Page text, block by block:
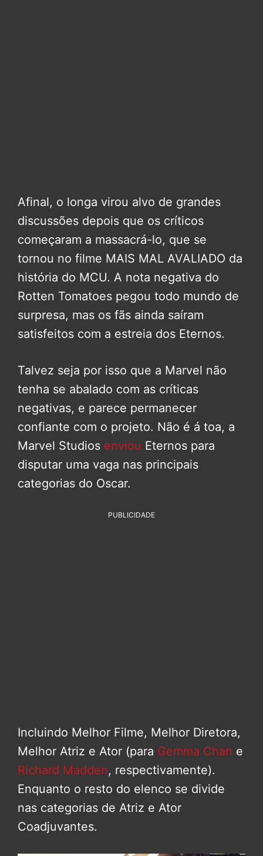
Afinal, o longa virou alvo de grandes
discussões depois que os críticos
começaram a massacrá-lo, que se
tornou no filme MAIS MAL AVALIADO da
história do MCU. A nota negativa do
Rotten Tomatoes pegou todo mundo de
surpresa, mas os fãs ainda saíram
satisfeitos com a estreia dos Eternos.
Talvez seja por isso que a Marvel não
tenha se abalado com as críticas
negativas, e parece permanecer
confiante com o projeto. Não é á toa, a
Marvel Studios enviou Eternos para
disputar uma vaga nas principais
categorias do Oscar.
PUBLICIDADE
Incluindo Melhor Filme, Melhor Diretora,
Melhor Atriz e Ator (para Gemma Chan e
Richard Madden, respectivamente).
Enquanto o resto do elenco se divide
nas categorias de Atriz e Ator
Coadjuvantes.